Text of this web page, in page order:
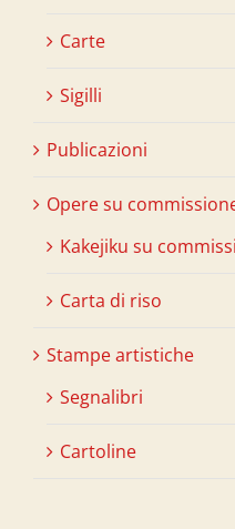
Carte
Sigilli
Publicazioni
Opere su
Kakejiku su
Carta di riso
Stampe artistiche
Segnalibri
Cartoline